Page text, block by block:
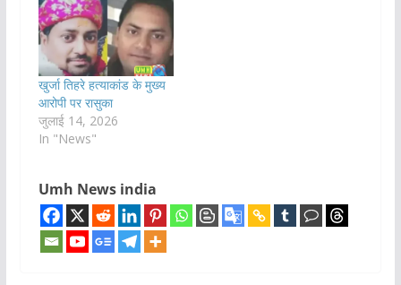
खुर्जा तिहरे हत्याकांड के मुख्य
आरोपी पर रासुका
जुलाई 14, 2026
In "News"
Umh News india